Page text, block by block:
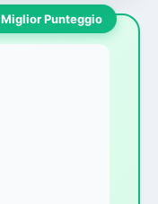
Miglior Punteggio